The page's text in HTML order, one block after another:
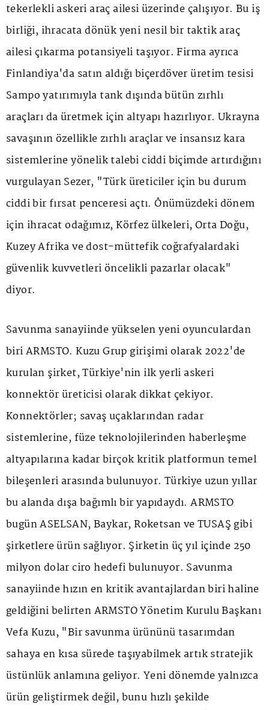
tekerlekli askeri araç ailesi üzerinde çalışıyor. Bu iş
birliği, ihracata dönük yeni nesil bir taktik araç
ailesi çıkarma potansiyeli taşıyor. Firma ayrıca
Finlandiya'da satın aldığı biçerdöver üretim tesisi
Sampo yatırımıyla tank dışında bütün zırhlı
araçları da üretmek için altyapı hazırlıyor. Ukrayna
savaşının özellikle zırhlı araçlar ve insansız kara
sistemlerine yönelik talebi ciddi biçimde artırdığını
vurgulayan Sezer, "Türk üreticiler için bu durum
ciddi bir fırsat penceresi açtı. Önümüzdeki dönem
için ihracat odağımız, Körfez ülkeleri, Orta Doğu,
Kuzey Afrika ve dost-müttefik coğrafyalardaki
güvenlik kuvvetleri öncelikli pazarlar olacak"
diyor.
Savunma sanayiinde yükselen yeni oyunculardan
biri ARMSTO. Kuzu Grup girişimi olarak 2022'de
kurulan şirket, Türkiye'nin ilk yerli askeri
konnektör üreticisi olarak dikkat çekiyor.
Konnektörler; savaş uçaklarından radar
sistemlerine, füze teknolojilerinden haberleşme
altyapılarına kadar birçok kritik platformun temel
bileşenleri arasında bulunuyor. Türkiye uzun yıllar
bu alanda dışa bağımlı bir yapıdaydı. ARMSTO
bugün ASELSAN, Baykar, Roketsan ve TUSAŞ gibi
şirketlere ürün sağlıyor. Şirketin üç yıl içinde 250
milyon dolar ciro hedefi bulunuyor. Savunma
sanayiinde hızın en kritik avantajlardan biri haline
geldiğini belirten ARMSTO Yönetim Kurulu Başkanı
Vefa Kuzu, "Bir savunma ürününü tasarımdan
sahaya en kısa sürede taşıyabilmek artık stratejik
üstünlük anlamına geliyor. Yeni dönemde yalnızca
ürün geliştirmek değil, bunu hızlı şekilde